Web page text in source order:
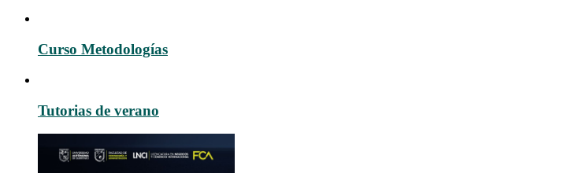
Curso Metodologías
Tutorias de verano